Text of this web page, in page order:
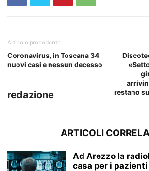
Articolo precedente
Coronavirus, in Toscana 34
nuovi casi e nessun decesso
restano
redazione
ARTICOLI
Ad Arezzo la
casa per i pazienti